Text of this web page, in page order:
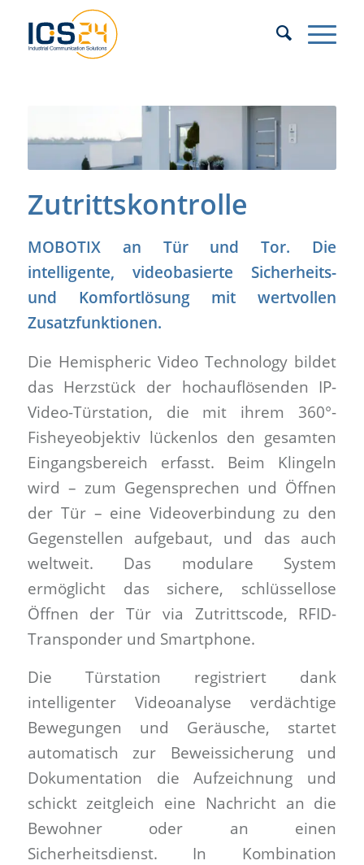
Zutrittskontrolle
MOBOTIX an Tür und Tor. Die
intelligente, videobasierte Sicherheits-
und Komfortlösung mit wertvollen
Zusatzfunktionen.
Die Hemispheric Video Technology bildet
das Herzstück der hochauflösenden IP-
Video-Türstation, die mit ihrem 360°-
Fisheyeobjektiv lückenlos den gesamten
Eingangsbereich erfasst. Beim Klingeln
wird – zum Gegensprechen und Öffnen
der Tür – eine Videoverbindung zu den
Gegenstellen aufgebaut, und das auch
weltweit. Das modulare System
ermöglicht das sichere, schlüssellose
Öffnen der Tür via Zutrittscode, RFID-
Transponder und Smartphone.
Die Türstation registriert dank
intelligenter Videoanalyse verdächtige
Bewegungen und Geräusche, startet
automatisch zur Beweissicherung und
Dokumentation die Aufzeichnung und
schickt zeitgleich eine Nachricht an die
Bewohner oder an einen
Sicherheitsdienst. In Kombination